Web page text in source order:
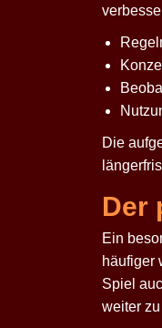
Die
Der
Ein
häufiger
Spiel
weiter